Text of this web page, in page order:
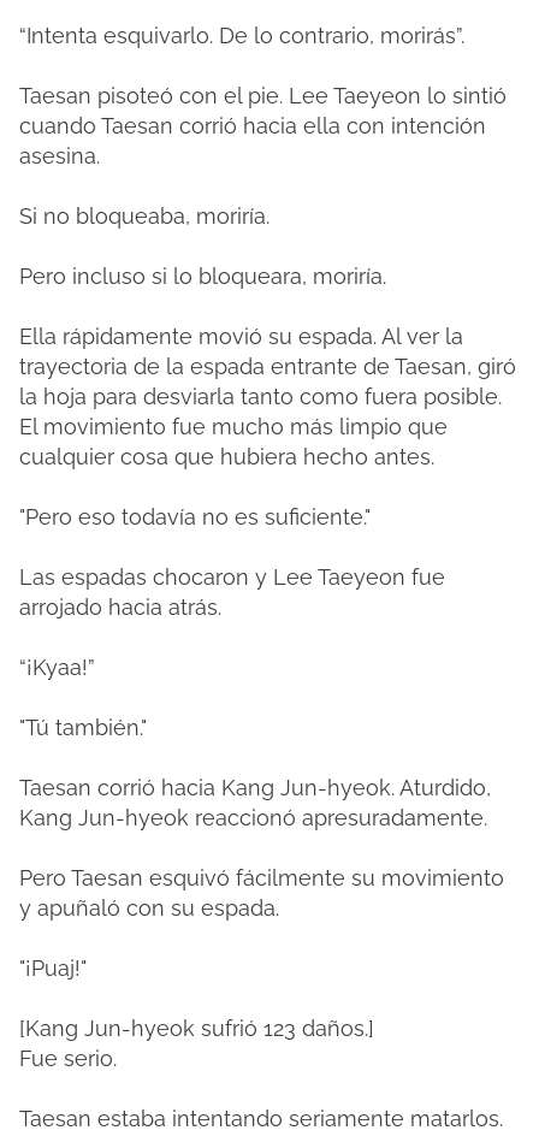
“Intenta esquivarlo. De lo contrario, morirás”.
Taesan pisoteó con el pie. Lee Taeyeon lo sintió
cuando Taesan corrió hacia ella con intención
asesina.
Si no bloqueaba, moriría.
Pero incluso si lo bloqueara, moriría.
Ella rápidamente movió su espada. Al ver la
trayectoria de la espada entrante de Taesan, giró
la hoja para desviarla tanto como fuera posible.
El movimiento fue mucho más limpio que
cualquier cosa que hubiera hecho antes.
"Pero eso todavía no es suficiente."
Las espadas chocaron y Lee Taeyeon fue
arrojado hacia atrás.
“¡Kyaa!”
"Tú también."
Taesan corrió hacia Kang Jun-hyeok. Aturdido,
Kang Jun-hyeok reaccionó apresuradamente.
Pero Taesan esquivó fácilmente su movimiento
y apuñaló con su espada.
"¡Puaj!"
[Kang Jun-hyeok sufrió 123 daños.]
Fue serio.
Taesan estaba intentando seriamente matarlos.